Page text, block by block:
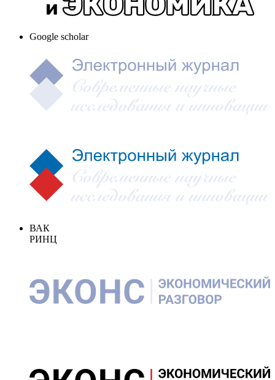
Google scholar
ВАК
РИНЦ